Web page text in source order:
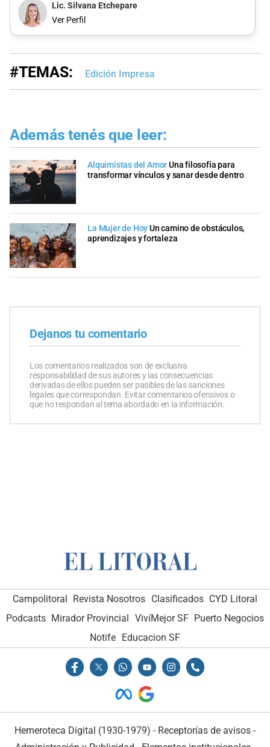
Lic. Silvana Etchepare
Ver Perfil
#TEMAS: Edición Impresa
Además tenés que leer:
Alquimistas del AmorUna filosofía para
transformar vínculos y sanar desde dentro
La Mujer de HoyUn camino de obstáculos,
aprendizajes y fortaleza
Dejanos tu comentario
Los comentarios realizados son de exclusiva
responsabilidad de sus autores y las consecuencias
derivadas de ellos pueden ser pasibles de las sanciones
legales que correspondan. Evitar comentarios ofensivos o
que no respondan al tema abordado en la información.
Campolitoral Revista Nosotros Clasificados CYD Litoral
Podcasts Mirador Provincial VivíMejor SF Puerto Negocios
Notife
Educacion SF
Hemeroteca Digital (1930-1979) - Receptorías de avisos -